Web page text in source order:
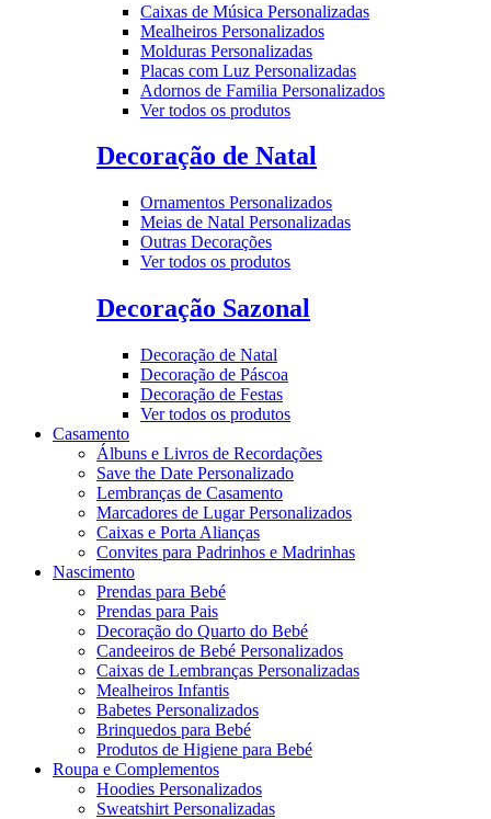
Caixas de Música Personalizadas
Mealheiros Personalizados
Molduras Personalizadas
Placas com Luz Personalizadas
Adornos de Familia Personalizados
Ver todos os produtos
Decoração de Natal
Ornamentos Personalizados
Meias de Natal Personalizadas
Outras Decorações
Ver todos os produtos
Decoração Sazonal
Decoração de Natal
Decoração de Páscoa
Decoração de Festas
Ver todos os produtos
Casamento
Álbuns e Livros de Recordações
Save the Date Personalizado
Lembranças de Casamento
Marcadores de Lugar Personalizados
Caixas e Porta Alianças
Convites para Padrinhos e Madrinhas
Nascimento
Prendas para Bebé
Prendas para Pais
Decoração do Quarto do Bebé
Candeeiros de Bebé Personalizados
Caixas de Lembranças Personalizadas
Mealheiros Infantis
Babetes Personalizados
Brinquedos para Bebé
Produtos de Higiene para Bebé
Roupa e Complementos
Hoodies Personalizados
Sweatshirt Personalizadas